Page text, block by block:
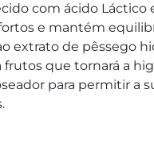
com ácido Láctico
e mantém
extrato de pêssego
frutos que tornará a
para permitir a